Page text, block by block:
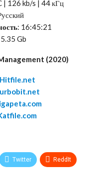
| 126 kb/s | 44 кГц
: 16:45:21
Gb
(2020)
Hitfile.net
Twitter ReddIt